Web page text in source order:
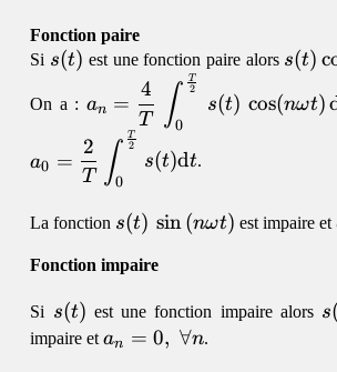
Fonction paire
Si s(t)
s(t) est une fonction paire alors s(t) c
On a :
\displaystyle a_n =
\dfrac{4}
{T}\,\int_{0}^{\frac{T}
{2}}\,s(t)\,\cos
(n\omega
t)\,\mathrm{d}t
an =
T
4 ∫0
2
T
s(t) cos(nωt)
a0 =
T
2 ∫0
2
T
s(t)dt.
La fonction s(t)\,\sin\,
t)
s(t) sin(nωt) est impaire et
Fonction impaire
Si s(t)
s(t) est une fonction impaire alors s
impaire eta_n=0,\;\forall
an = 0, ∀n.